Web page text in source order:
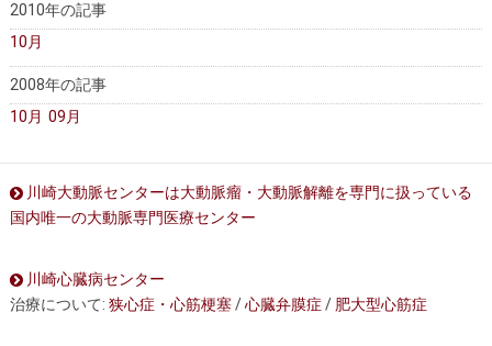
2010年の記事
10月
2008年の記事
10月 09月
川崎大動脈センターは大動脈瘤・大動脈解離を専門に扱っている
国内唯一の大動脈専門医療センター
川崎心臓病センター
治療について: 狭心症・心筋梗塞/心臓弁膜症 / 肥大型心筋症